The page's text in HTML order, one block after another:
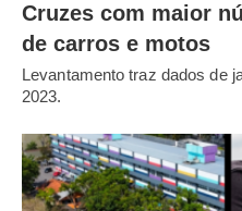
Cruzes com maior
de carros e motos
Levantamento traz dados de
2023.